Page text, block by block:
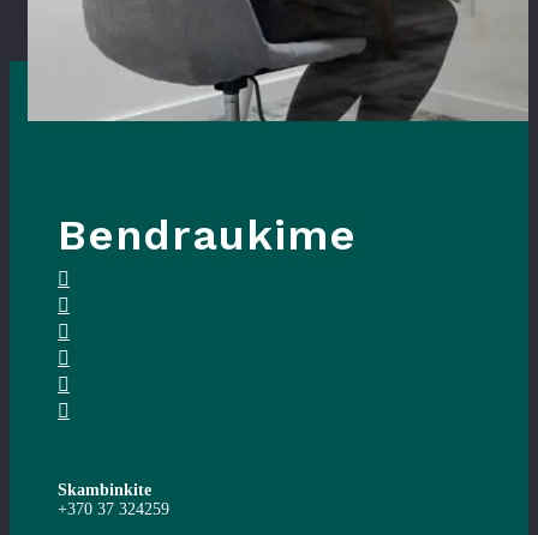
Bendraukime
Skambinkite
+370 37 324259